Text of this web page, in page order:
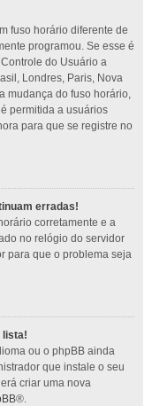
fuso horário diferente de
programou. Se esse é
do Usuário a
Londres, Paris, Nova
mudança do fuso horário,
permitida a usuários
para que se registre no
erradas!
corretamente e a
no relógio do servidor
para que o problema seja
lista!
ou o phpBB ainda
que instale o seu
criar uma nova
®.